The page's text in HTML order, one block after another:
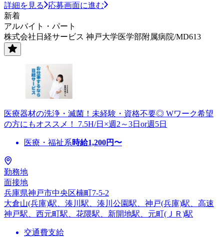
詳細を見る
応募画面に進む
新着
アルバイト・パート
株式会社日経サービス 神戸大学医学部附属病院/MD613
医療器材の洗浄・滅菌！未経験・資格不要◎ Wワーク希望
の方にもオススメ！ 7.5H/日×週2～3日or週5日
医療・福祉系時給1,200円〜
勤務地
面接地
兵庫県神戸市中央区楠町7-5-2
大倉山(兵庫)駅、湊川駅、湊川公園駅、神戸(兵庫)駅、高速
神戸駅、西元町駅、花隈駅、新開地駅、元町(ＪＲ)駅
交通費支給